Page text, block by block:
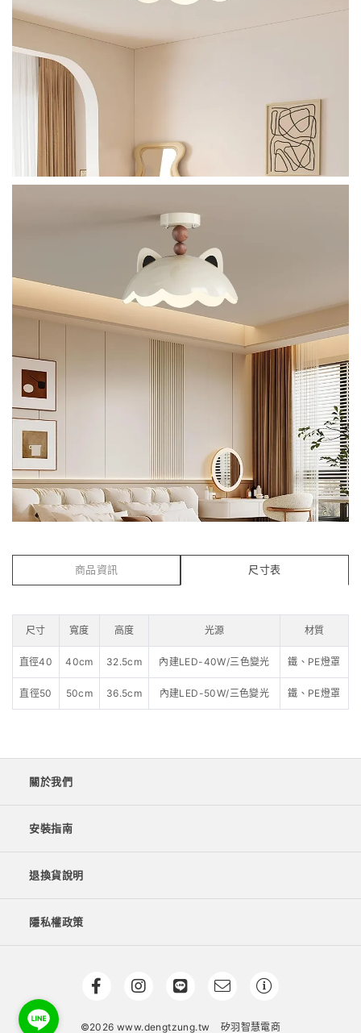
商品資訊 尺寸表
尺寸 寬度 高度 光源 材質
直徑40 40cm 32.5cm 內建LED-40W/三色變光 鐵、PE燈罩
直徑50 50cm 36.5cm 內建LED-50W/三色變光 鐵、PE燈罩
關於我們
安裝指南
退換貨說明
隱私權政策
©2026 www.dengtzung.tw 矽羽智慧電商